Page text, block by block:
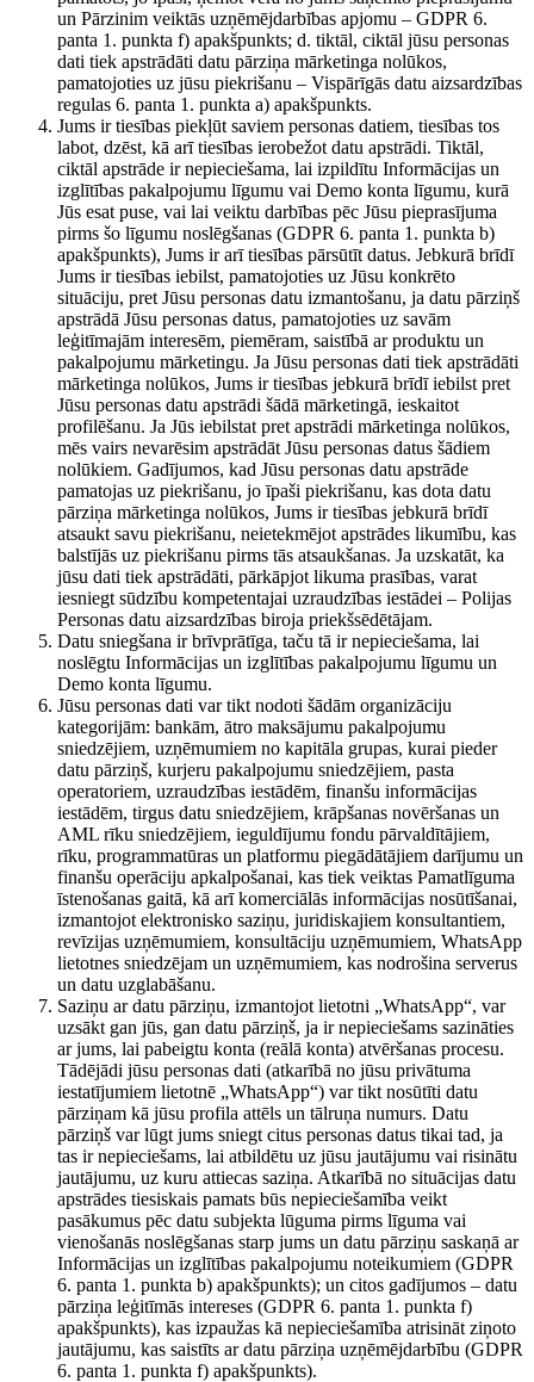
un Pārzinim veiktās uzņēmējdarbības apjomu – GDPR 6.
panta 1. punkta f) apakšpunkts; d. tiktāl, ciktāl jūsu personas
dati tiek apstrādāti datu pārziņa mārketinga nolūkos,
pamatojoties uz jūsu piekrišanu – Vispārīgās datu aizsardzības
regulas 6. panta 1. punkta a) apakšpunkts.
Jums ir tiesības piekļūt saviem personas datiem, tiesības tos
labot, dzēst, kā arī tiesības ierobežot datu apstrādi. Tiktāl,
ciktāl apstrāde ir nepieciešama, lai izpildītu Informācijas un
izglītības pakalpojumu līgumu vai Demo konta līgumu, kurā
Jūs esat puse, vai lai veiktu darbības pēc Jūsu pieprasījuma
pirms šo līgumu noslēgšanas (GDPR 6. panta 1. punkta b)
apakšpunkts), Jums ir arī tiesības pārsūtīt datus. Jebkurā brīdī
Jums ir tiesības iebilst, pamatojoties uz Jūsu konkrēto
situāciju, pret Jūsu personas datu izmantošanu, ja datu pārziņš
apstrādā Jūsu personas datus, pamatojoties uz savām
leģitīmajām interesēm, piemēram, saistībā ar produktu un
pakalpojumu mārketingu. Ja Jūsu personas dati tiek apstrādāti
mārketinga nolūkos, Jums ir tiesības jebkurā brīdī iebilst pret
Jūsu personas datu apstrādi šādā mārketingā, ieskaitot
profilēšanu. Ja Jūs iebilstat pret apstrādi mārketinga nolūkos,
mēs vairs nevarēsim apstrādāt Jūsu personas datus šādiem
nolūkiem. Gadījumos, kad Jūsu personas datu apstrāde
pamatojas uz piekrišanu, jo īpaši piekrišanu, kas dota datu
pārziņa mārketinga nolūkos, Jums ir tiesības jebkurā brīdī
atsaukt savu piekrišanu, neietekmējot apstrādes likumību, kas
balstījās uz piekrišanu pirms tās atsaukšanas. Ja uzskatāt, ka
jūsu dati tiek apstrādāti, pārkāpjot likuma prasības, varat
iesniegt sūdzību kompetentajai uzraudzības iestādei – Polijas
Personas datu aizsardzības biroja priekšsēdētājam.
Datu sniegšana ir brīvprātīga, taču tā ir nepieciešama, lai
noslēgtu Informācijas un izglītības pakalpojumu līgumu un
Demo konta līgumu.
Jūsu personas dati var tikt nodoti šādām organizāciju
kategorijām: bankām, ātro maksājumu pakalpojumu
sniedzējiem, uzņēmumiem no kapitāla grupas, kurai pieder
datu pārziņš, kurjeru pakalpojumu sniedzējiem, pasta
operatoriem, uzraudzības iestādēm, finanšu informācijas
iestādēm, tirgus datu sniedzējiem, krāpšanas novēršanas un
AML rīku sniedzējiem, ieguldījumu fondu pārvaldītājiem,
rīku, programmatūras un platformu piegādātājiem darījumu un
finanšu operāciju apkalpošanai, kas tiek veiktas Pamatlīguma
īstenošanas gaitā, kā arī komerciālās informācijas nosūtīšanai,
izmantojot elektronisko saziņu, juridiskajiem konsultantiem,
revīzijas uzņēmumiem, konsultāciju uzņēmumiem, WhatsApp
lietotnes sniedzējam un uzņēmumiem, kas nodrošina serverus
un datu uzglabāšanu.
Saziņu ar datu pārziņu, izmantojot lietotni „WhatsApp“, var
uzsākt gan jūs, gan datu pārziņš, ja ir nepieciešams sazināties
ar jums, lai pabeigtu konta (reālā konta) atvēršanas procesu.
Tādējādi jūsu personas dati (atkarībā no jūsu privātuma
iestatījumiem lietotnē „WhatsApp“) var tikt nosūtīti datu
pārziņam kā jūsu profila attēls un tālruņa numurs. Datu
pārziņš var lūgt jums sniegt citus personas datus tikai tad, ja
tas ir nepieciešams, lai atbildētu uz jūsu jautājumu vai risinātu
jautājumu, uz kuru attiecas saziņa. Atkarībā no situācijas datu
apstrādes tiesiskais pamats būs nepieciešamība veikt
pasākumus pēc datu subjekta lūguma pirms līguma vai
vienošanās noslēgšanas starp jums un datu pārziņu saskaņā ar
Informācijas un izglītības pakalpojumu noteikumiem (GDPR
6. panta 1. punkta b) apakšpunkts); un citos gadījumos – datu
pārziņa leģitīmās intereses (GDPR 6. panta 1. punkta f)
apakšpunkts), kas izpaužas kā nepieciešamība atrisināt ziņoto
jautājumu, kas saistīts ar datu pārziņa uzņēmējdarbību (GDPR
6. panta 1. punkta f) apakšpunkts).